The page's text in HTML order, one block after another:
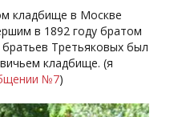
кладбище в Москве
в 1892 году братом
Третьяковых был
кладбище. (я
№7)